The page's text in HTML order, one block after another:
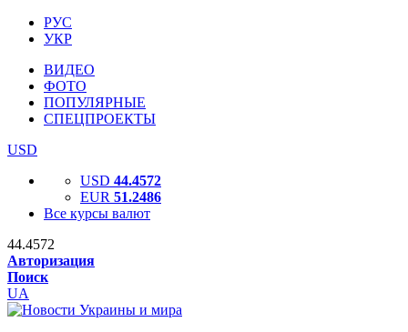
РУС
УКР
ВИДЕО
ФОТО
ПОПУЛЯРНЫЕ
СПЕЦПРОЕКТЫ
USD
USD 44.4572
EUR 51.2486
Все курсы валют
44.4572
Авторизация
Поиск
UA